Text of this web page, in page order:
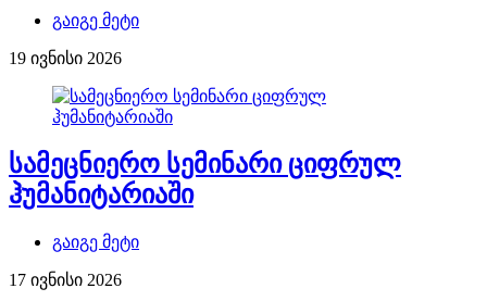
გაიგე მეტი
19 ივნისი 2026
სამეცნიერო სემინარი ციფრულ
ჰუმანიტარიაში
გაიგე მეტი
17 ივნისი 2026